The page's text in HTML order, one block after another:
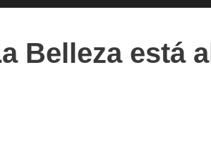
Belleza está